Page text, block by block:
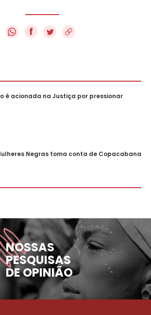
f
é acionada na Justiça por pressionar
Negras toma conta de Copacabana
NOSSAS
PESQUISAS
DE OPINIÃO